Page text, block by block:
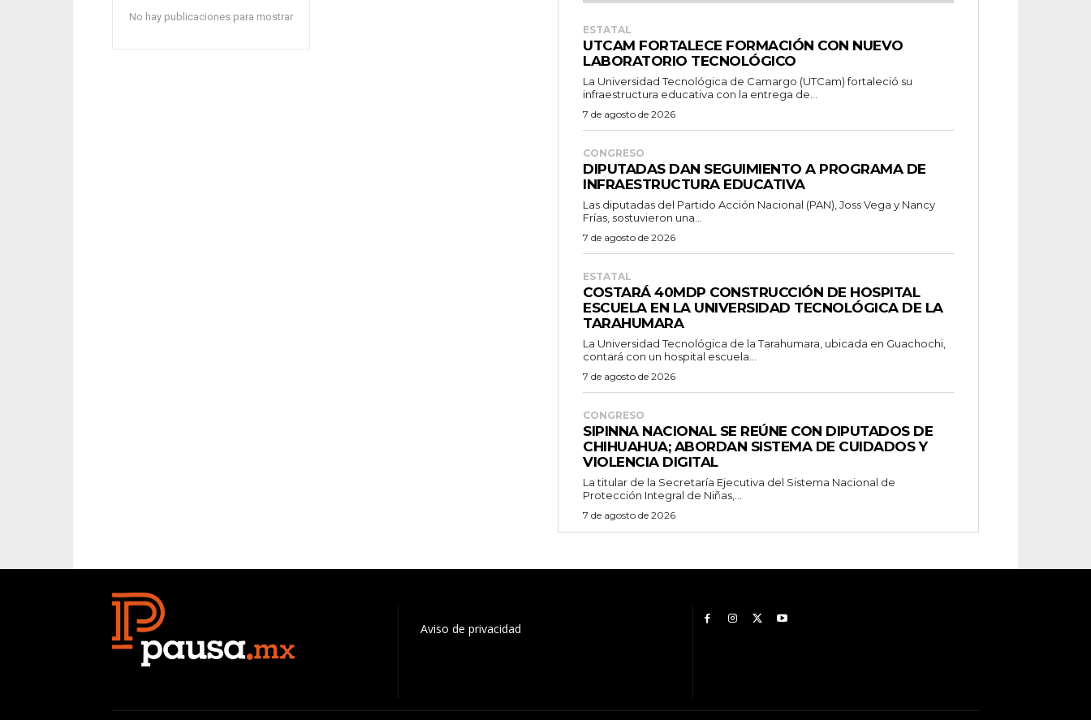
No hay publicaciones para mostrar
ESTATAL
UTCAM FORTALECE FORMACIÓN CON NUEVO
LABORATORIO TECNOLÓGICO
La Universidad Tecnológica de Camargo (UTCam) fortaleció su
infraestructura educativa con la entrega de...
7 de agosto de 2026
CONGRESO
DIPUTADAS DAN SEGUIMIENTO A PROGRAMA DE
INFRAESTRUCTURA EDUCATIVA
Las diputadas del Partido Acción Nacional (PAN), Joss Vega y Nancy
Frías, sostuvieron una...
7 de agosto de 2026
ESTATAL
COSTARÁ 40MDP CONSTRUCCIÓN DE HOSPITAL
ESCUELA EN LA UNIVERSIDAD TECNOLÓGICA DE LA
TARAHUMARA
La Universidad Tecnológica de la Tarahumara, ubicada en Guachochi,
contará con un hospital escuela...
7 de agosto de 2026
CONGRESO
SIPINNA NACIONAL SE REÚNE CON DIPUTADOS DE
CHIHUAHUA; ABORDAN SISTEMA DE CUIDADOS Y
VIOLENCIA DIGITAL
La titular de la Secretaría Ejecutiva del Sistema Nacional de
Protección Integral de Niñas,...
7 de agosto de 2026
Aviso de privacidad